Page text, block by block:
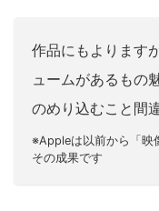
作品にもよります
ュームがあるもの
のめり込むこと間
※Appleは以前から「映
その成果です